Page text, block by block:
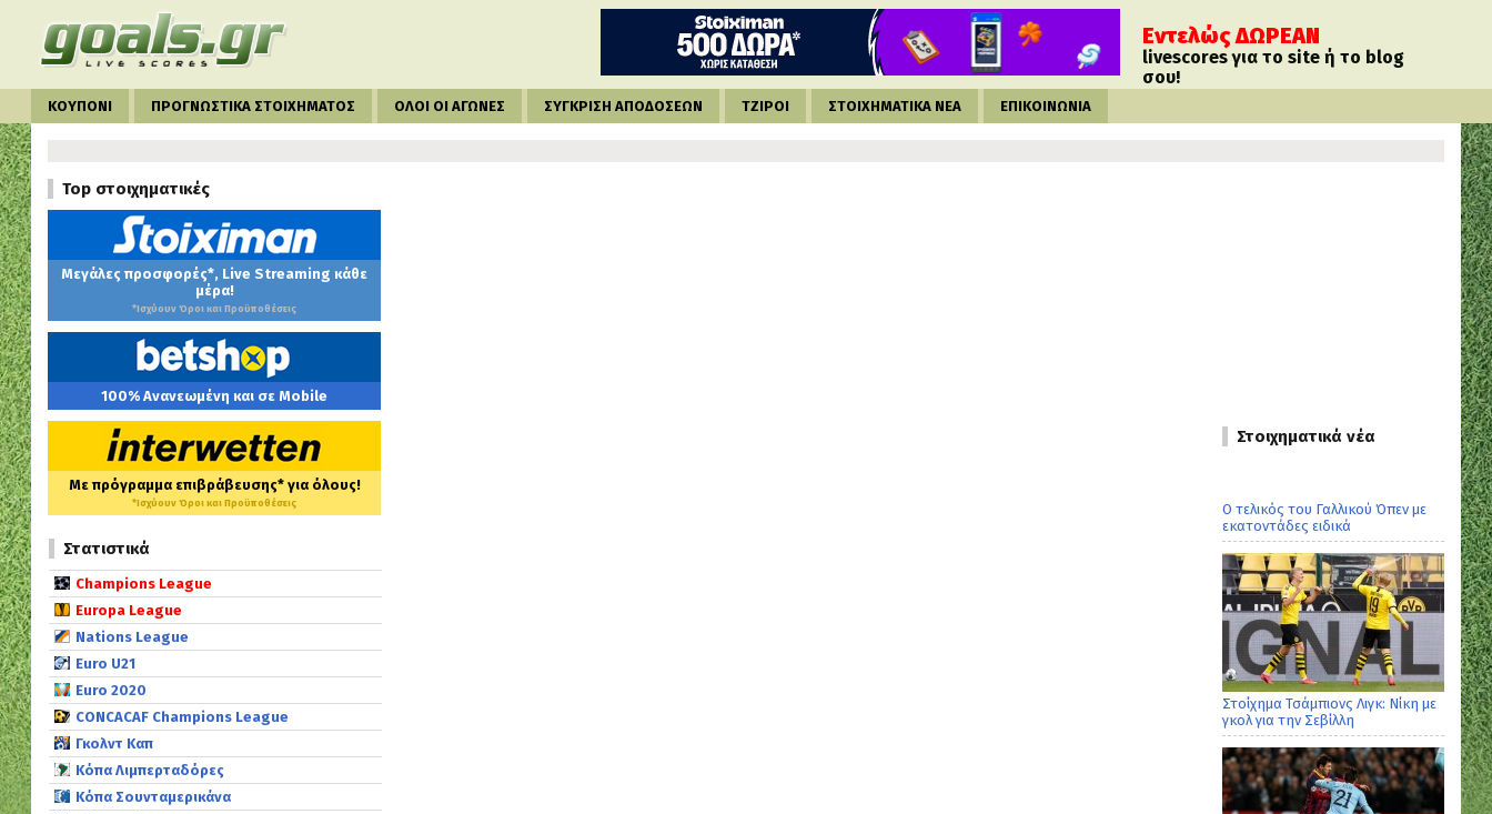
Εντελώς ΔΩΡΕΑΝ
livescores για το site ή το blog
σου!
ΚΟΥΠΟΝΙ ΠΡΟΓΝΩΣΤΙΚΑ ΣΤΟΙΧΗΜΑΤΟΣ ΟΛΟΙ ΟΙ ΑΓΩΝΕΣ ΣΥΓΚΡΙΣΗ ΑΠΟΔΟΣΕΩΝ ΤΖΙΡΟΙ ΣΤΟΙΧΗΜΑΤΙΚΑ ΝΕΑ ΕΠΙΚΟΙΝΩΝΙΑ
Top στοιχηματικές
Μεγάλες προσφορές*, Live Streaming κάθε
μέρα!
*Ισχύουν Όροι και Προϋποθέσεις
100% Ανανεωμένη και σε Mobile
Με πρόγραμμα επιβράβευσης* για όλους!
*Ισχύουν Όροι και Προϋποθέσεις
Στατιστικά
Champions League
Europa League
Nations League
Euro U21
Euro 2020
CONCACAF Champions League
Γκολντ Καπ
Κόπα Λιμπερταδόρες
Κόπα Σουνταμερικάνα
Στοιχηματικά νέα
Ο τελικός του Γαλλικού Όπεν με
εκατοντάδες ειδικά
Στοίχημα Τσάμπιονς Λιγκ: Νίκη με
γκολ για την Σεβίλλη